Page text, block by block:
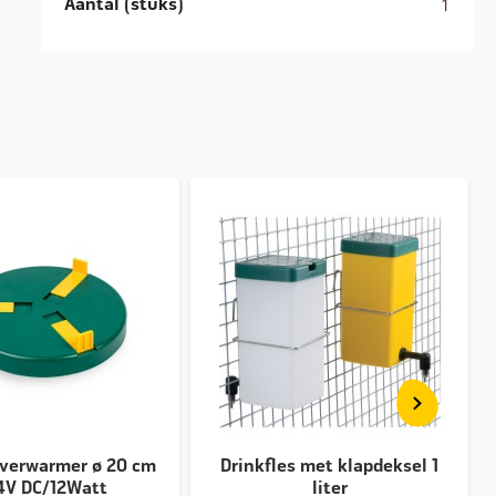
Aantal (stuks) 1
ø 20 cm
DC/12Watt
Drinkfles met klapdeksel 1
liter